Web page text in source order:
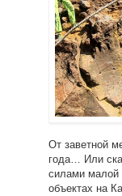
От заветной
года… Или
силами малой
объектах на